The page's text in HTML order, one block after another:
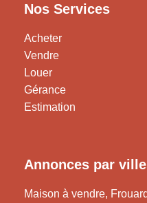
Nos Services
Acheter
Vendre
Louer
Gérance
Estimation
Annonces par
Maison à vendre, Frouard